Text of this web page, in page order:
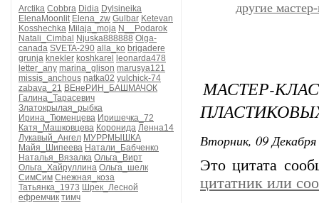
Arctika Cobbra Didia Dylsineika
ElenaMoonlit Elena_zw Gulbar Ketevan
Kosshechka Milaja_moja N__Podarok
Natali_Cimbal Njuska888888 Olga-
canada SVETA-290 alla_ko brigadere
grunja knekler koshkarel
leonarda478
letter_any marina_glison marusya121
missis_anchous natka02 yulchick-74
zabava_21 ВЕнеРИН_БАШМАЧОК
Галина_Тарасевич
Златокрылая_рыбка
Ирина_Тюменцева Иришечка_72
Катя_Машковцева Коронида Ленна14
Лукавый_Ангел МУРРМЫШКА
Майя_Шипеева Натали_Бабченко
Наталья_Вязалка Ольга_Вирт
Ольга_Хайруллина Ольга_шелк
СимСим Снежная_коза
Татьянка_1973 Шрек_Лесной
ефремчик тимч
другие
МАСТЕР-
Вторник, 09
Это цитата
цитатник или